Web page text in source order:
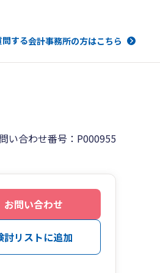
する会計事務所の方はこちら
い合わせ番号：P000955
お問い合わせ
討リストに追加